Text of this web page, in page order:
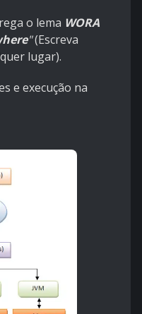
o lema WORA
"(Escreva
lugar).
e execução na